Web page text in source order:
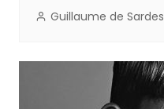
Guillaume de Sardes